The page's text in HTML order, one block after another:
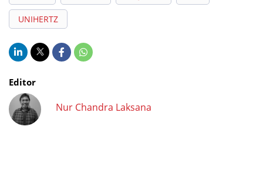
UNIHERTZ
Editor
Nur Chandra Laksana